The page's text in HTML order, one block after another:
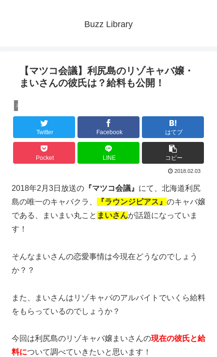
Buzz Library
【マツコ会議】利尻島のリゾキャバ嬢・
まいさんの彼氏は？給料も公開！
未分類
Twitter Facebook はてブ
Pocket LINE コピー
2018.02.03
2018年2月3日放送の 『マツコ会議』 にて、北海道利尻
島の唯一のキャバクラ、
『ラウンジピアス』 のキャバ嬢
である、まいまい丸こと まいさんが話題になっていま
す！
そんなまいさんの恋愛事情は今現在どうなのでしょう
か？？
また、まいさんはリゾキャバのアルバイトでいくら給料
をもらっているのでしょうか？
今回は利尻島のリゾキャバ嬢まいさんの現在の彼氏と給
料について調べていきたいと思います！